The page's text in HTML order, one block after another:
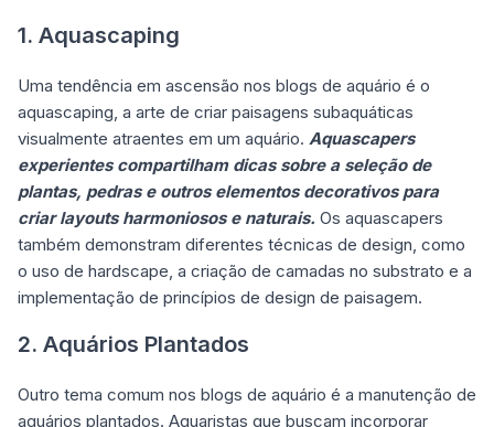
1. Aquascaping
Uma tendência em ascensão nos blogs de aquário é o
aquascaping, a arte de criar paisagens subaquáticas
visualmente atraentes em um aquário. Aquascapers
experientes compartilham dicas sobre a seleção de
plantas, pedras e outros elementos decorativos para
criar layouts harmoniosos e naturais. Os aquascapers
também demonstram diferentes técnicas de design, como
o uso de hardscape, a criação de camadas no substrato e a
implementação de princípios de design de paisagem.
2. Aquários Plantados
Outro tema comum nos blogs de aquário é a manutenção de
aquários plantados. Aquaristas que buscam incorporar